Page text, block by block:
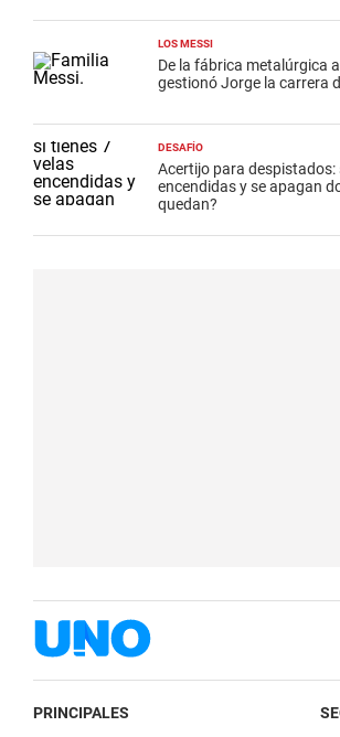
LOS MESSI
De la fábrica metalúrgica
gestionó Jorge la carrera
DESAFÍO
Acertijo para despistados:
encendidas y se apagan
quedan?
PRINCIPALES